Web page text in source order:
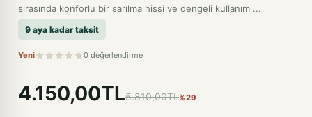
sırasında konforlu bir sarılma hissi ve dengeli kullanım ...
9 aya kadar taksit
Yeni 0 değerlendirme
4.150,00TL5.810,00TL%29